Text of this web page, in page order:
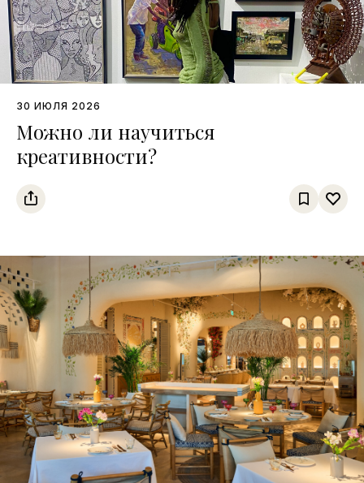
30 ИЮЛЯ 2026
Можно ли научиться
креативности?